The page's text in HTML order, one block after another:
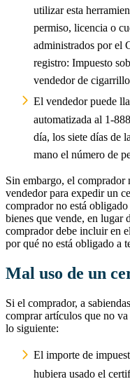
utilizar esta
permiso, licencia o
administrados por el
registro: Impuesto
vendedor de
El vendedor puede
automatizada al 1-
día, los siete días de
mano el número de
Sin embargo, el comprador
vendedor para expedir un
comprador no está
bienes que vende, en lugar
comprador debe incluir en
por qué no está obligado a
Mal uso de un
Si el comprador, a
comprar artículos que no
lo siguiente:
El importe de
hubiera usado el